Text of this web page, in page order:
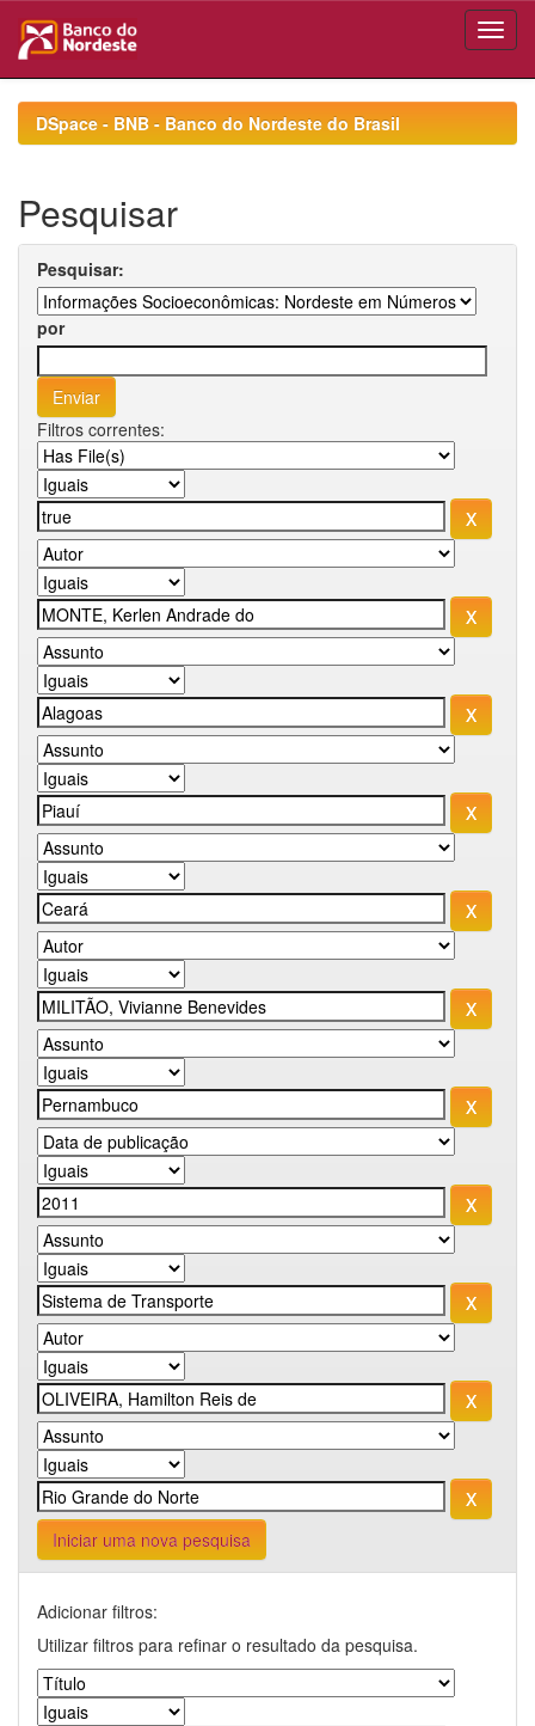
navigationDSpace - BNB - Banco do Nordeste do Brasil
Pesquisar
Pesquisar:
por
Filtros correntes:
Iniciar uma nova pesquisa
Adicionar filtros:
Utilizar filtros para refinar o resultado da pesquisa.